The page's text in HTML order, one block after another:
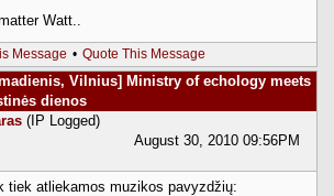
Watt..
Message • Quote This Message
Vilnius] Ministry of echology meets
dienos
(IP Logged)
August 30, 2010 09:56PM
tiek atliekamos muzikos pavyzdžių: